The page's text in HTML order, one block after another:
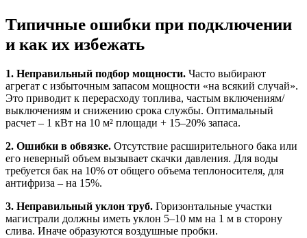
Типичные ошибки при подключении
и как их избежать
1. Неправильный подбор мощности. Часто выбирают
агрегат с избыточным запасом мощности «на всякий случай».
Это приводит к перерасходу топлива, частым включениям/
выключениям и снижению срока службы. Оптимальный
расчет – 1 кВт на 10 м² площади + 15–20% запаса.
2. Ошибки в обвязке. Отсутствие расширительного бака или
его неверный объем вызывает скачки давления. Для воды
требуется бак на 10% от общего объема теплоносителя, для
антифриза – на 15%.
3. Неправильный уклон труб. Горизонтальные участки
магистрали должны иметь уклон 5–10 мм на 1 м в сторону
слива. Иначе образуются воздушные пробки.